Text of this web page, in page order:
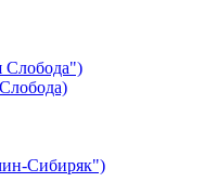
Слобода")
Сибиряк")